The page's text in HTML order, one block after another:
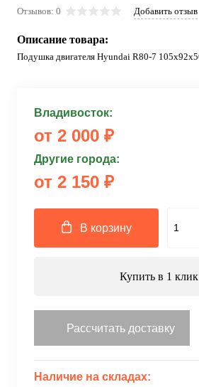
Отзывов: 0 Добавить отзыв
Описание товара:
Подушка двигателя Hyundai R80-7
Владивосток:
от 2 000 ₽
Другие города:
от 2 150 ₽
В корзину
Купить в 1 клик
Рассчитать доставку
Наличие на складах: